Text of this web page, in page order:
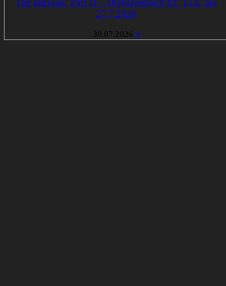
27.7.2026
30.07.2026 4